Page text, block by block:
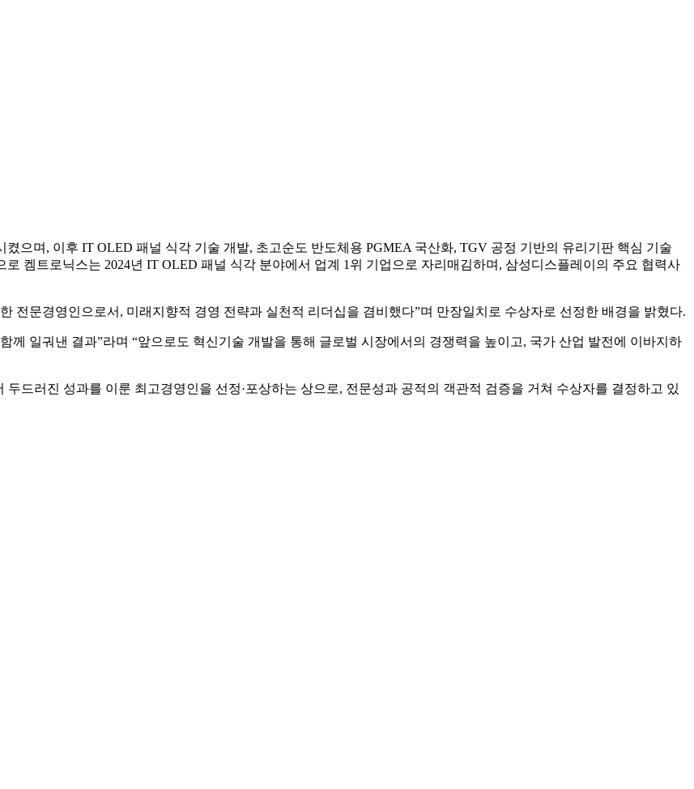
으며, 이후 IT OLED 패널 식각 기술 개발, 초고순도 반도체용 PGMEA 국산화, TGV 공정 기반의 유리기판 핵심 기술
켐트로닉스는 2024년 IT OLED 패널 식각 분야에서 업계 1위 기업으로 자리매김하며, 삼성디스플레이의 주요 협력사
전문경영인으로서, 미래지향적 경영 전략과 실천적 리더십을 겸비했다”며 만장일치로 수상자로 선정한 배경을 밝혔다.
께 일궈낸 결과”라며 “앞으로도 혁신기술 개발을 통해 글로벌 시장에서의 경쟁력을 높이고, 국가 산업 발전에 이바지하
드러진 성과를 이룬 최고경영인을 선정·포상하는 상으로, 전문성과 공적의 객관적 검증을 거쳐 수상자를 결정하고 있